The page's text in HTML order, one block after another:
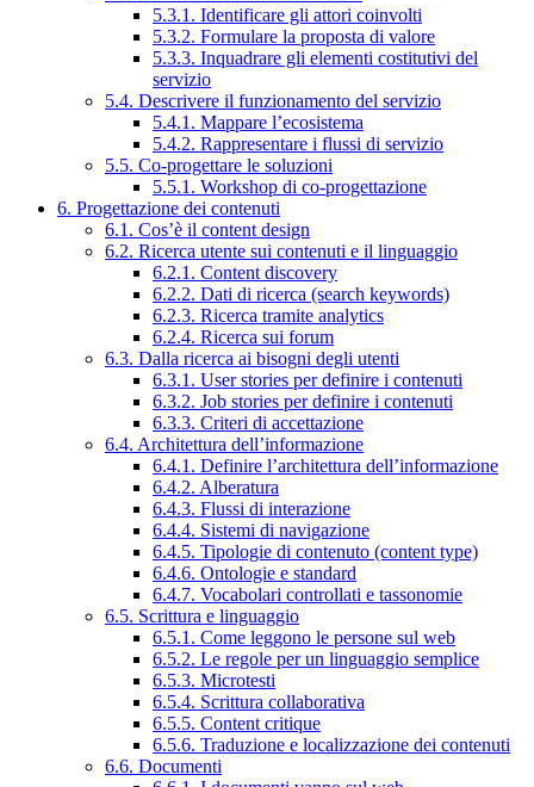
5.3.1. Identificare gli attori coinvolti
5.3.2. Formulare la proposta di valore
5.3.3. Inquadrare gli elementi costitutivi del
servizio
5.4. Descrivere il funzionamento del servizio
5.4.1. Mappare l’ecosistema
5.4.2. Rappresentare i flussi di servizio
5.5. Co-progettare le soluzioni
5.5.1. Workshop di co-progettazione
6. Progettazione dei contenuti
6.1. Cos’è il content design
6.2. Ricerca utente sui contenuti e il linguaggio
6.2.1. Content discovery
6.2.2. Dati di ricerca (search keywords)
6.2.3. Ricerca tramite analytics
6.2.4. Ricerca sui forum
6.3. Dalla ricerca ai bisogni degli utenti
6.3.1. User stories per definire i contenuti
6.3.2. Job stories per definire i contenuti
6.3.3. Criteri di accettazione
6.4. Architettura dell’informazione
6.4.1. Definire l’architettura dell’informazione
6.4.2. Alberatura
6.4.3. Flussi di interazione
6.4.4. Sistemi di navigazione
6.4.5. Tipologie di contenuto (content type)
6.4.6. Ontologie e standard
6.4.7. Vocabolari controllati e tassonomie
6.5. Scrittura e linguaggio
6.5.1. Come leggono le persone sul web
6.5.2. Le regole per un linguaggio semplice
6.5.3. Microtesti
6.5.4. Scrittura collaborativa
6.5.5. Content critique
6.5.6. Traduzione e localizzazione dei contenuti
6.6. Documenti